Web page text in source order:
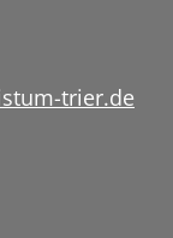
trier.de
auf
Grafschaft